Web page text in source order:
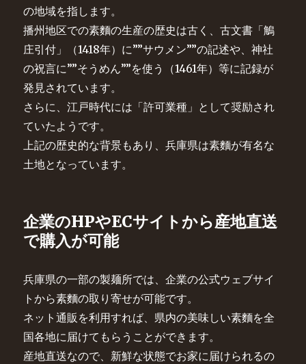
の地域を指します。
播州地区での素麵の生産の歴史は古く、古文書「鵤
庄引付」（1418年）に””サウメン””の記述や、神社
の祝言に””そうめん””を使う（1461年）等に記録が
発見されています。
さらに、江戸時代には「許可業種」として奨励され
ていたようです。
上記の歴史的な背景もあり、兵庫県は素麵が有名な
土地となっています。
企業のHPやECサイトから産地直送
で購入が可能
兵庫県の一部の製麺所では、企業の公式ウェブサイ
トから素麵の取り寄せが可能です。
ネット通販を利用すれば、県内の美味しい素麵を全
国各地に届けてもらうことができます。
産地直送なので、新鮮な状態でお家に届けられるの